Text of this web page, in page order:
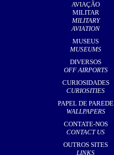
AVIAÇÃO
MILITAR
MILITARY
AVIATION
MUSEUS
MUSEUMS
DIVERSOS
OFF AIRPORTS
CURIOSIDADES
CURIOSITIES
PAPEL DE PAREDE
WALLPAPERS
CONTATE-NOS
CONTACT US
OUTROS SITES
LINKS